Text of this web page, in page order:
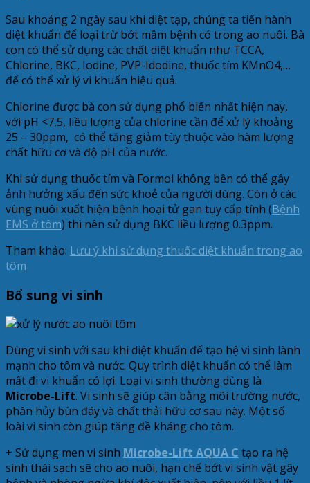
Sau khoảng 2 ngày sau khi diệt tạp, chúng ta tiến hành
diệt khuẩn để loại trừ bớt mầm bệnh có trong ao nuôi. Bà
con có thể sử dụng các chất diệt khuẩn như TCCA,
Chlorine, BKC, Iodine, PVP-Idodine, thuốc tím KMnO4,…
để có thể xử lý vi khuẩn hiệu quả.
Chlorine được bà con sử dụng phổ biến nhất hiện nay,
với pH <7,5, liều lượng của chlorine cần để xử lý khoảng
25 – 30ppm, có thể tăng giảm tùy thuộc vào hàm lượng
chất hữu cơ và độ pH của nước.
Khi sử dụng thuốc tím và Formol không bền có thể gây
ảnh hưởng xấu đến sức khoẻ của người dùng. Còn ở các
vùng nuôi xuất hiện bệnh hoại tử gan tụy cấp tính (Bệnh
EMS ở tôm) thì nên sử dụng BKC liều lượng 0.3ppm.
Tham khảo: Lưu ý khi sử dụng thuốc diệt khuẩn trong ao
tôm
Bổ sung vi sinh
Dùng vi sinh với sau khi diệt khuẩn để tạo hệ vi sinh lành
mạnh cho tôm và nước. Quy trình diệt khuẩn có thể làm
mất đi vi khuẩn có lợi. Loại vi sinh thường dùng là
Microbe-Lift. Vi sinh sẽ giúp cân bằng môi trường nước,
phân hủy bùn đáy và chất thải hữu cơ sau này. Một số
loài vi sinh còn giúp tăng đề kháng cho tôm.
+ Sử dụng men vi sinh Microbe-Lift AQUA C tạo ra hệ
sinh thái sạch sẽ cho ao nuôi, hạn chế bớt vi sinh vật gây